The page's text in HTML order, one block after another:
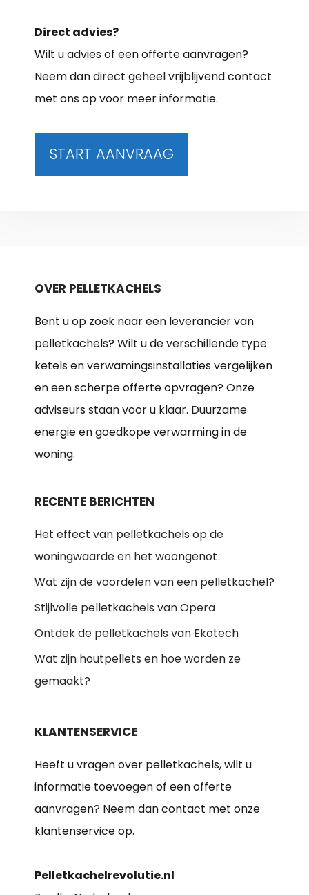
Direct advies?
Wilt u advies of een offerte aanvragen?
Neem dan direct geheel vrijblijvend contact
met ons op voor meer informatie.
START AANVRAAG
OVER PELLETKACHELS
Bent u op zoek naar een leverancier van
pelletkachels? Wilt u de verschillende type
ketels en verwamingsinstallaties vergelijken
en een scherpe offerte opvragen? Onze
adviseurs staan voor u klaar. Duurzame
energie en goedkope verwarming in de
woning.
RECENTE BERICHTEN
Het effect van pelletkachels op de
woningwaarde en het woongenot
Wat zijn de voordelen van een pelletkachel?
Stijlvolle pelletkachels van Opera
Ontdek de pelletkachels van Ekotech
Wat zijn houtpellets en hoe worden ze
gemaakt?
KLANTENSERVICE
Heeft u vragen over pelletkachels, wilt u
informatie toevoegen of een offerte
aanvragen? Neem dan contact met onze
klantenservice op.
Pelletkachelrevolutie.nl